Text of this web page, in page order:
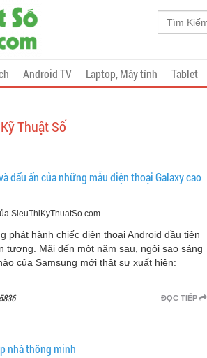
Android TV Laptop, Máy tính Tablet
Thuật Số
dấu ấn của những mẫu điện thoại Galaxy cao
SieuThiKyThuatSo.com
phát hành chiếc điện thoại Android đầu tiên
tượng. Mãi đến một năm sau, ngôi sao sáng
của Samsung mới thật sự xuất hiện:
ĐỌC TIẾP
5836
nhà thông minh